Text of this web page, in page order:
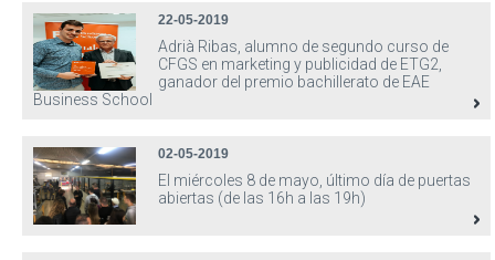
22-05-2019
Adrià Ribas, alumno de segundo curso de
CFGS en marketing y publicidad de ETG2,
ganador del premio bachillerato de EAE
Business School
02-05-2019
El miércoles 8 de mayo, último día de puertas
abiertas (de las 16h a las 19h)